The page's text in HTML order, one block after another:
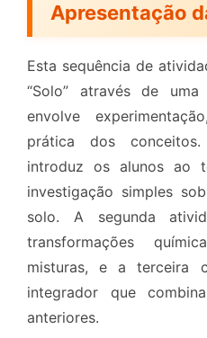
Apresentação
Esta sequência de
“Solo” através de
envolve
prática dos
introduz os alunos ao
investigação simples
solo. A segunda
transformações
misturas, e a terceira
integrador que
anteriores.